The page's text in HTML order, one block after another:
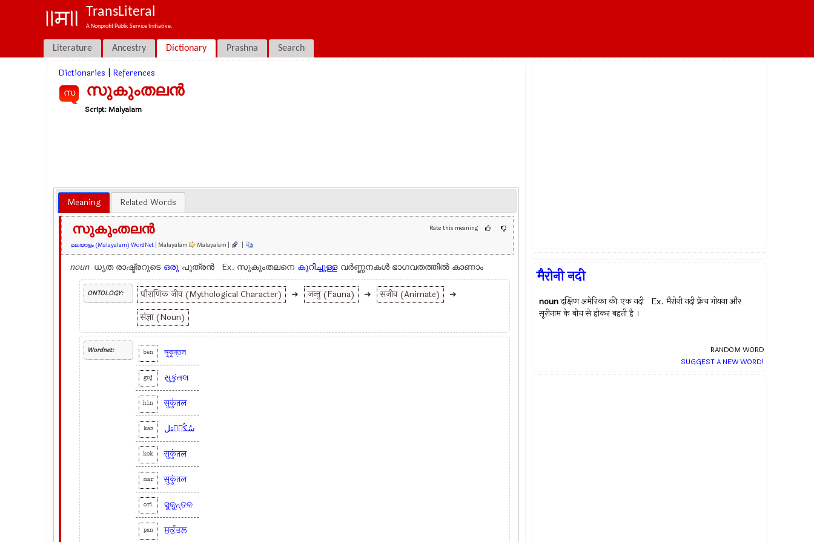
TransLiteral
A Nonprofit Public Service Initiative.
Literature Ancestry Dictionary Prashna Search
Dictionaries References
സ സുകുംതലന്‍
Script:Malyalam
Meaning Related Words
Rate this meaning
സുകുംതലന്‍
മലയാളം (Malayalam) WordNet| Malayalam Malayalam | |
noun ധൃത രാഷ്ട്രറുടെ ഒരു പുത്രൻ Ex. സുകുംതലനെ കുറിച്ചുള്ളവർണ്ണനകൾ ഭാഗവതത്തിൽ കാണാം
ONTOLOGY: पौराणिक जीव (Mythological Character) ➜ जन्तु (Fauna) ➜ सजीव (Animate)
➜
संज्ञा (Noun)
Wordnet: ben সুকুন্তল
guj સુકુંતલ
hin सुकुंतल
kas سُکُنٛتل
kok सुकुंतल
mar सुकुंतल
ori ସୁକୁନ୍ତଳ
pan ਸੁਕੁੰਤਲ
मैरोनी नदी
nounदक्षिण अमेरिका की एक नदी Ex.मैरोनी नदी फ्रेंच गोयना और
सूरीनाम के बीच से होकर बहती है ।
RANDOM WORD
SUGGEST A NEW WORD!